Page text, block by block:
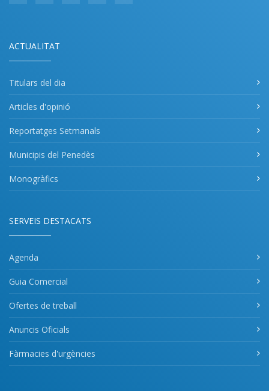
ACTUALITAT
Titulars del dia
Articles d'opinió
Reportatges Setmanals
Municipis del Penedès
Monogràfics
SERVEIS DESTACATS
Agenda
Guia Comercial
Ofertes de treball
Anuncis Oficials
Fàrmacies d'urgències